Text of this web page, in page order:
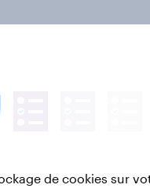
à
de cookies sur